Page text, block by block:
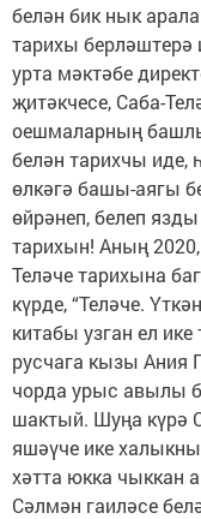
белән бик нык
тарихы
урта мәктәбе
җитәкчесе, Саба-
оешмаларның
белән тарихчы иде,
өлкәгә башы-аягы
өйрәнеп, белеп
тарихын! Аның
Теләче тарихына
күрде, “Теләче.
китабы узган ел
русчага кызы Ания
чорда урыс авылы
шактый. Шуңа күрә
яшәүче ике
хәтта юкка чыккан
Сәлмән гаиләсе